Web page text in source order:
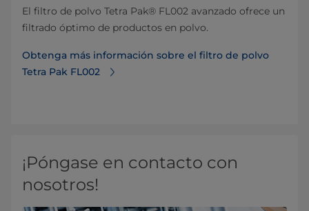
El filtro de polvo Tetra Pak® FL002 avanzado ofrece un
filtrado óptimo de productos en polvo.
Obtenga más información sobre el filtro de polvo
Tetra Pak FL002
¡Póngase en contacto con
nosotros!